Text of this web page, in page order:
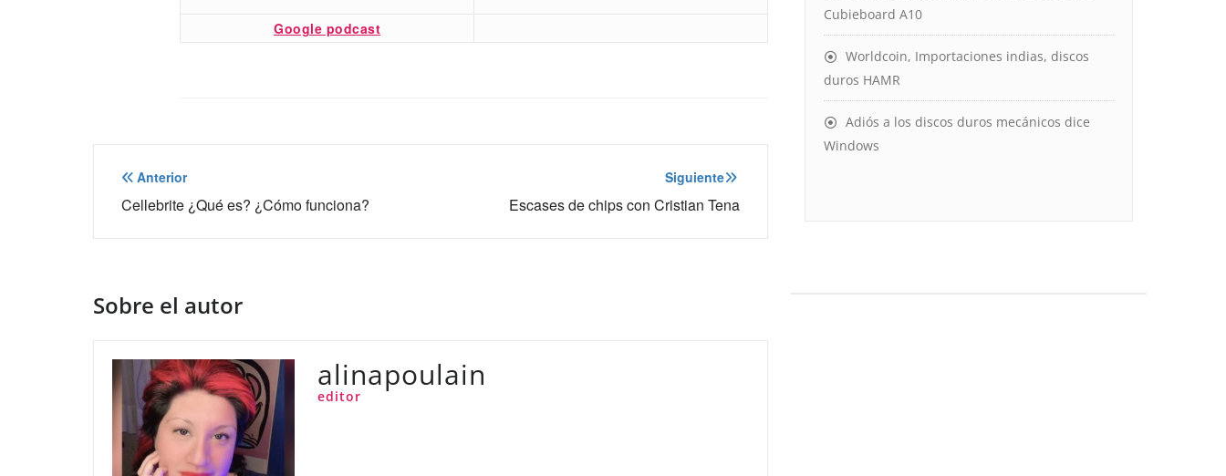
Google podcast
Navegación
de
Anterior
Cellebrite ¿Qué es? ¿Cómo funciona?
Siguiente
Escases de chips con Cristian Tena
Sobre el autor
alinapoulain
editor
Cubieboard A10
Worldcoin, Importaciones indias, discos
duros HAMR
Adiós a los discos duros mecánicos dice
Windows